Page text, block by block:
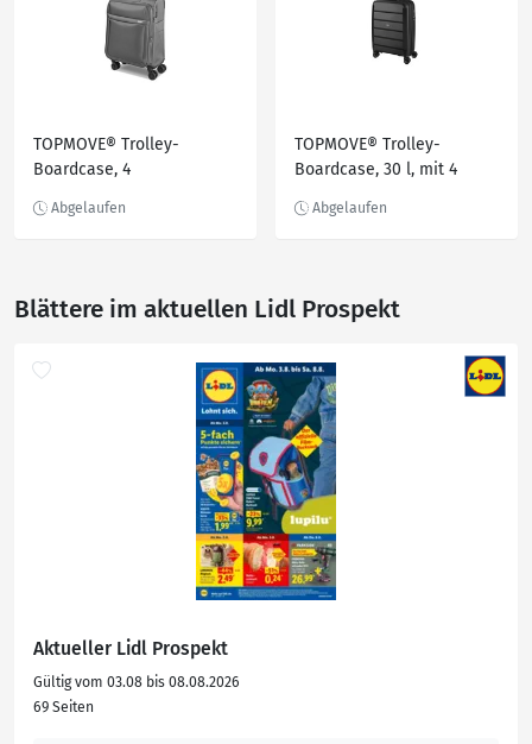
TOPMOVE® Trolley-
Boardcase, 4
TOPMOVE® Trolley-
Boardcase, 30 l, mit 4
Blättere im aktuellen Lidl Prospekt
Aktueller Lidl Prospekt
Gültig vom 03.08 bis 08.08.2026
69 Seiten